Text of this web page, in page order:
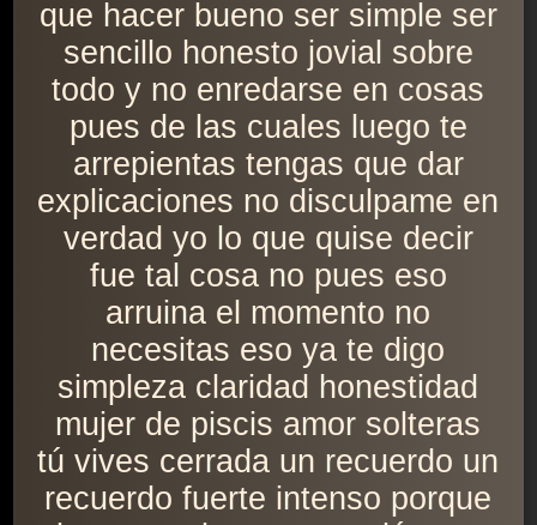
que hacer bueno ser simple ser
sencillo honesto jovial sobre
todo y no enredarse en cosas
pues de las cuales luego te
arrepientas tengas que dar
explicaciones no disculpame en
verdad yo lo que quise decir
fue tal cosa no pues eso
arruina el momento no
necesitas eso ya te digo
simpleza claridad honestidad
mujer de piscis amor solteras
tú vives cerrada un recuerdo un
recuerdo fuerte intenso porque